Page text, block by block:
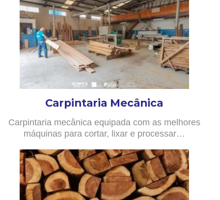
Carpintaria Mecânica
Carpintaria mecânica equipada com as melhores
máquinas para cortar, lixar e processar…